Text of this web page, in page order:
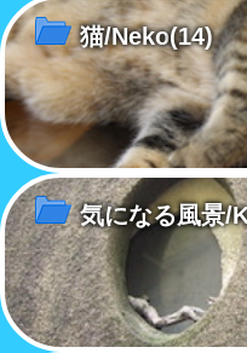
猫/Neko(14)
気になる風景